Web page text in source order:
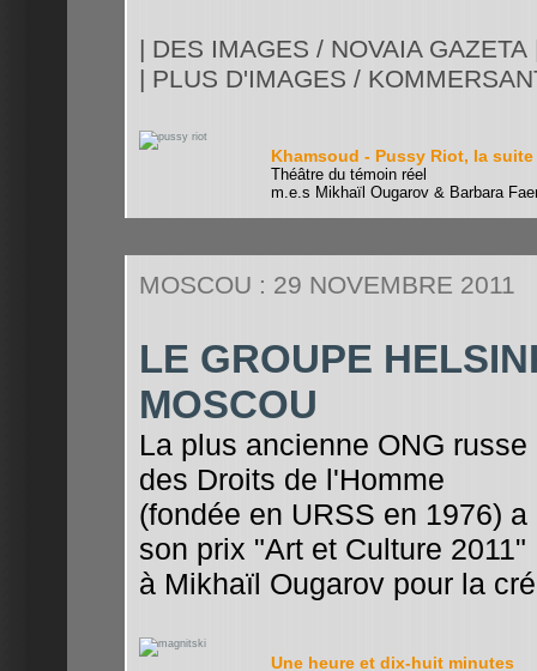
| DES IMAGES / NOVAIA GAZETA
| PLUS D'IMAGES /
Khamsoud - Pussy Riot, la suite
Théâtre du témoin réel
m.e.s Mikhaïl Ougarov & Barbara
MOSCOU : 29 NOVEMBRE 2011
LE GROUPE
MOSCOU
La plus ancienne ONG
des Droits de l'Homme
(fondée en URSS en 1976) a
son prix "Art et Culture 2011"
à Mikhaïl Ougarov pour la
Une heure et dix-huit minutes